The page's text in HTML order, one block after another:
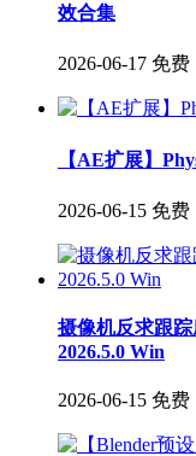
效合集
2026-06-17 免费
【AE扩展】
2026-06-15 免费
摄像机反求跟
2026.5.0 Win
2026-06-15 免费